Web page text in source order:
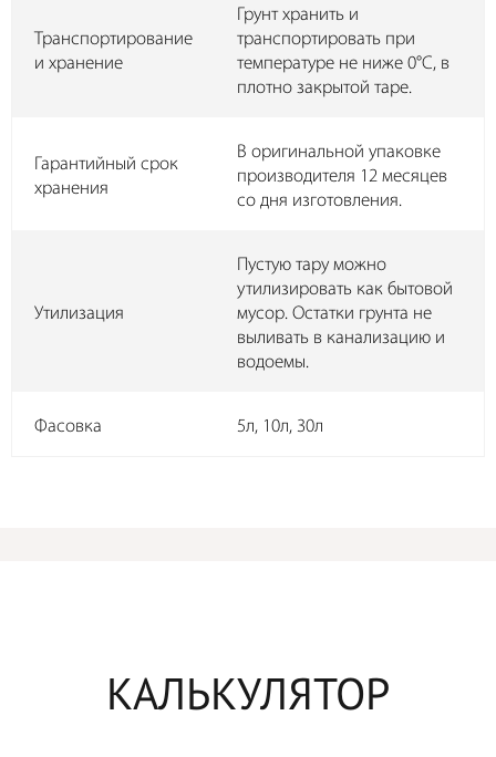
Транспортирование
и хранение
Грунт хранить и
транспортировать при
температуре не ниже 0°С, в
плотно закрытой таре.
Гарантийный срок
хранения
В оригинальной упаковке
производителя 12 месяцев
со дня изготовления.
Утилизация
Пустую тару можно
утилизировать как бытовой
мусор. Остатки грунта не
выливать в канализацию и
водоемы.
Фасовка 5л, 10л, 30л
КАЛЬКУЛЯТОР